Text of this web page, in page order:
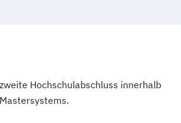
Bioinformatik
Hochschulabschluss innerhalb